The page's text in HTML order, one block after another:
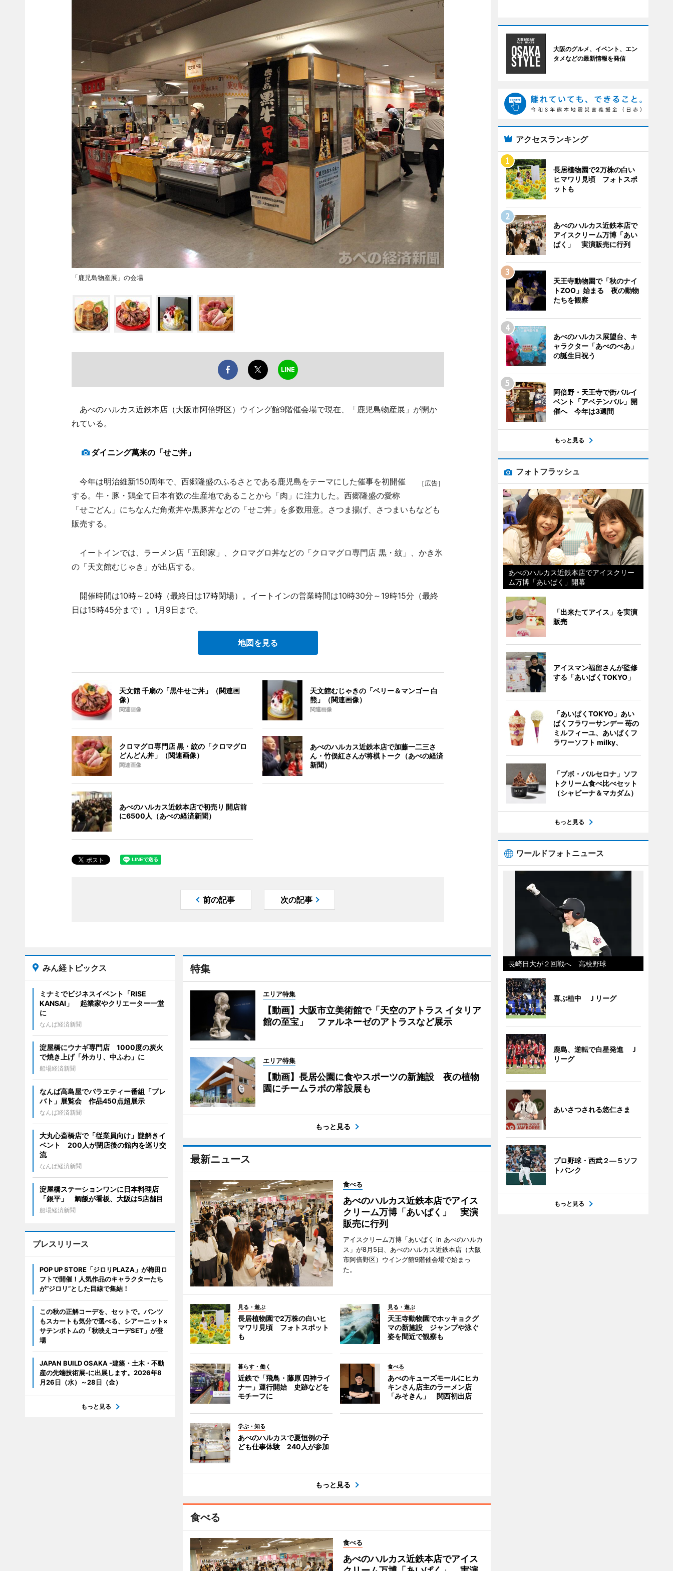
「鹿児島物産展」の会場
あべのハルカス近鉄本店（大阪市阿倍野区）ウイング館9階催会場で現在、「鹿児島物産展」が開か
れている。
ダイニング萬来の「せご丼」
［広告］
今年は明治維新150周年で、西郷隆盛のふるさとである鹿児島をテーマにした催事を初開催
する。牛・豚・鶏全て日本有数の生産地であることから「肉」に注力した。西郷隆盛の愛称
「せごどん」にちなんだ角煮丼や黒豚丼などの「せご丼」を多数用意。さつま揚げ、さつまいもなども
販売する。
イートインでは、ラーメン店「五郎家」、クロマグロ丼などの「クロマグロ専門店 黒・紋」、かき氷
の「天文館むじゃき」が出店する。
開催時間は10時～20時（最終日は17時閉場）。イートインの営業時間は10時30分～19時15分（最終
日は15時45分まで）。1月9日まで。
地図を見る
天文館 千扇の「黒牛せご丼」（関連画
像）
関連画像
天文館むじゃきの「ベリー＆マンゴー 白
熊」（関連画像）
関連画像
クロマグロ専門店 黒・紋の「クロマグロ
どんどん丼」（関連画像）
関連画像
あべのハルカス近鉄本店で加藤一二三さ
ん・竹俣紅さんが将棋トーク（あべの経済
新聞）
あべのハルカス近鉄本店で初売り 開店前
に6500人（あべの経済新聞）
前の記事 次の記事
特集
エリア特集
【動画】大阪市立美術館で「天空のアトラス イタリア
館の至宝」 ファルネーゼのアトラスなど展示
エリア特集
【動画】長居公園に食やスポーツの新施設 夜の植物
園にチームラボの常設展も
もっと見る
最新ニュース
食べる
あべのハルカス近鉄本店でアイス
クリーム万博「あいぱく」 実演
販売に行列
アイスクリーム万博「あいぱく in あべのハルカ
ス」が8月5日、あべのハルカス近鉄本店（大阪
市阿倍野区）ウイング館9階催会場で始まっ
た。
見る・遊ぶ
長居植物園で2万株の白いヒ
マワリ見頃 フォトスポット
も
見る・遊ぶ
天王寺動物園でホッキョクグ
マの新施設 ジャンプや泳ぐ
姿を間近で観察も
暮らす・働く
近鉄で「飛鳥・藤原 四神ライ
ナー」運行開始 史跡などを
モチーフに
食べる
あべのキューズモールにヒカ
キンさん店主のラーメン店
「みそきん」 関西初出店
学ぶ・知る
あべのハルカスで夏恒例の子
ども仕事体験 240人が参加
もっと見る
食べる
食べる
あべのハルカス近鉄本店でアイス
みん経トピックス
ミナミでビジネスイベント「RISE
KANSAI」 起業家やクリエーター一堂
に
なんば経済新聞
淀屋橋にウナギ専門店 1000度の炭火
で焼き上げ「外カリ、中ふわ」に
船場経済新聞
なんば高島屋でバラエティー番組「プレ
バト」展覧会 作品450点超展示
なんば経済新聞
大丸心斎橋店で「従業員向け」謎解きイ
ベント 200人が閉店後の館内を巡り交
流
なんば経済新聞
淀屋橋ステーションワンに日本料理店
「銀平」 鯛飯が看板、大阪は5店舗目
船場経済新聞
プレスリリース
POP UP STORE「ジロリPLAZA」が梅田ロ
フトで開催！人気作品のキャラクターたち
が“ジロリ”とした目線で集結！
この秋の正解コーデを、セットで。パンツ
もスカートも気分で選べる、シアーニット×
サテンボトムの「秋映えコーデSET」が登
場
JAPAN BUILD OSAKA -建築・土木・不動
産の先端技術展-に出展します。2026年8
月26日（水）～28日（金）
もっと見る
大阪のグルメ、イベント、エン
タメなどの最新情報を発信
アクセスランキング
長居植物園で2万株の白い
ヒマワリ見頃 フォトスポ
ットも
あべのハルカス近鉄本店で
アイスクリーム万博「あい
ぱく」 実演販売に行列
天王寺動物園で「秋のナイ
トZOO」始まる 夜の動物
たちを観察
あべのハルカス展望台、キ
ャラクター「あべのべあ」
の誕生日祝う
阿倍野・天王寺で街バルイ
ベント「アベテンバル」開
催へ 今年は3週間
もっと見る
フォトフラッシュ
あべのハルカス近鉄本店でアイスクリー
ム万博「あいぱく」開幕
「出来たてアイス」を実演
販売
アイスマン福留さんが監修
する「あいぱくTOKYO」
「あいぱくTOKYO」あい
ぱくフラワーサンデー 苺の
ミルフィーユ、あいぱくフ
ラワーソフト milky、
「ブボ・バルセロナ」ソフ
トクリーム食べ比べセット
（シャビーナ＆マカダム）
もっと見る
ワールドフォトニュース
長崎日大が２回戦へ 高校野球
喜ぶ植中 Ｊリーグ
鹿島、逆転で白星発進 Ｊ
リーグ
あいさつされる悠仁さま
プロ野球・西武２―５ソフ
トバンク
もっと見る